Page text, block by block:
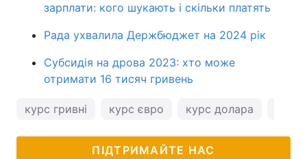
зарплати: кого шукають і скільки платять
Рада ухвалила Держбюджет на 2024 рік
Субсидія на дрова 2023: хто може
отримати 16 тисяч гривень
курс гривні курс євро курс долара
ПІДТРИМАЙТЕ НАС